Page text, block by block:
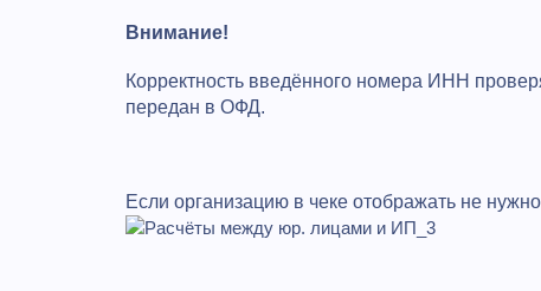
Внимание!
Корректность введённого номера ИНН
передан в ОФД.
Если организацию в чеке отображать не